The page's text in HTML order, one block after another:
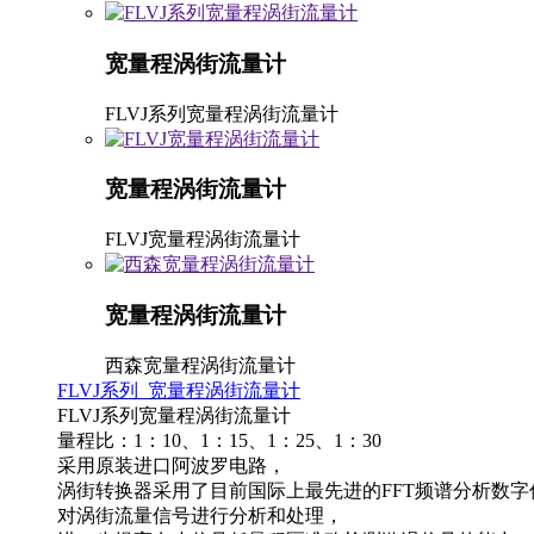
宽量程涡街流量计
FLVJ系列宽量程涡街流量计
宽量程涡街流量计
FLVJ宽量程涡街流量计
宽量程涡街流量计
西森宽量程涡街流量计
FLVJ系列 宽量程涡街流量计
FLVJ系列宽量程涡街流量计
量程比：1：10、1：15、1：25、1：30
采用原装进口阿波罗电路，
涡街转换器采用了目前国际上最先进的FFT频谱分析数字
对涡街流量信号进行分析和处理，